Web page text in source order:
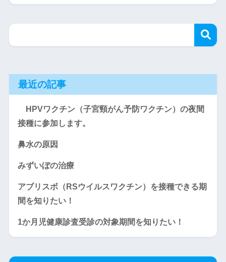
最近の記事
HPVワクチン（子宮頸がん予防ワクチン）の夜間
接種に参加します。
鼻水の原因
みずいぼの治療
アブリスボ（RSウイルスワクチン）を接種できる期
間を知りたい！
1か月児健康診査受診の対象期間を知りたい！